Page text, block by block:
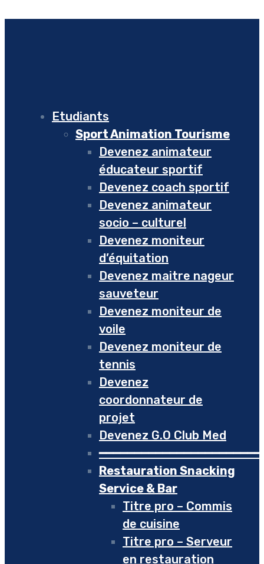
Etudiants
Sport Animation Tourisme
Devenez animateur
éducateur sportif
Devenez coach sportif
Devenez animateur
socio – culturel
Devenez moniteur
d’équitation
Devenez maitre nageur
sauveteur
Devenez moniteur de
voile
Devenez moniteur de
tennis
Devenez
coordonnateur de
projet
Devenez G.O Club Med
Restauration Snacking
Service & Bar
Titre pro – Commis
de cuisine
Titre pro – Serveur
en restauration